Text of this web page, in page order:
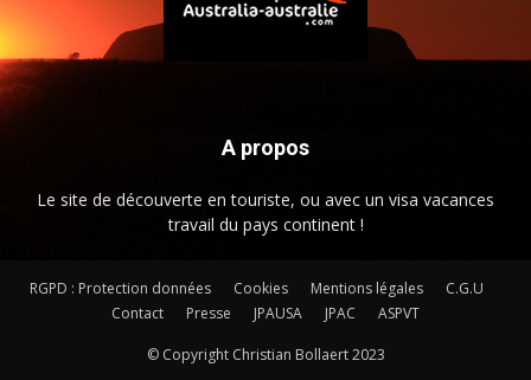
A propos
Le site de découverte en touriste, ou avec un visa vacances
travail du pays continent !
RGPD : Protection données Cookies Mentions légales
C.G.U
Contact
Presse JPAUSA JPAC ASPVT
© Copyright Christian Bollaert 2023